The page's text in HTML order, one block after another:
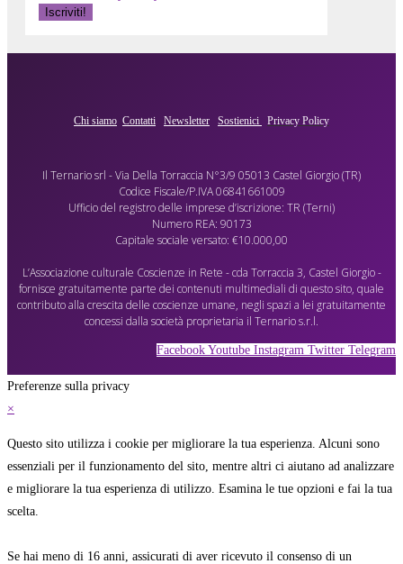
Chi siamo Contatti Newsletter Sostienici Privacy Policy
Il Ternario srl - Via Della Torraccia N°3/9 05013 Castel Giorgio (TR)
Codice Fiscale/P.IVA 06841661009
Ufficio del registro delle imprese d’iscrizione: TR (Terni)
Numero REA: 90173
Capitale sociale versato: €10.000,00
L’Associazione culturale Coscienze in Rete - cda Torraccia 3, Castel Giorgio -
fornisce gratuitamente parte dei contenuti multimediali di questo sito, quale
contributo alla crescita delle coscienze umane, negli spazi a lei gratuitamente
concessi dalla società proprietaria il Ternario s.r.l.
Facebook Youtube Instagram Twitter Telegram
Preferenze sulla privacy
×
Questo sito utilizza i cookie per migliorare la tua esperienza. Alcuni sono
essenziali per il funzionamento del sito, mentre altri ci aiutano ad analizzare
e migliorare la tua esperienza di utilizzo. Esamina le tue opzioni e fai la tua
scelta.
Se hai meno di 16 anni, assicurati di aver ricevuto il consenso di un